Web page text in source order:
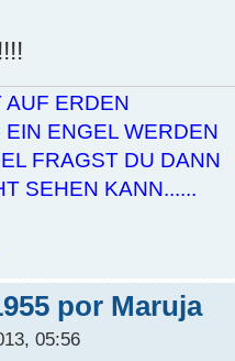
AUF ERDEN
ENGEL WERDEN
FRAGST DU DANN
SEHEN KANN......
por Maruja
05:56